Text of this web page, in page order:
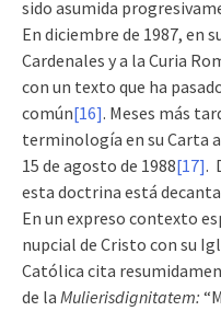
sido asumida
En diciembre de 1987, en
Cardenales y a la Curia
con un texto que ha
común[16]. Meses más
terminología en su Carta
15 de agosto de 1988[17].
esta doctrina está
En un expreso contexto
nupcial de Cristo con su
Católica cita
de la Mulierisdignitatem: